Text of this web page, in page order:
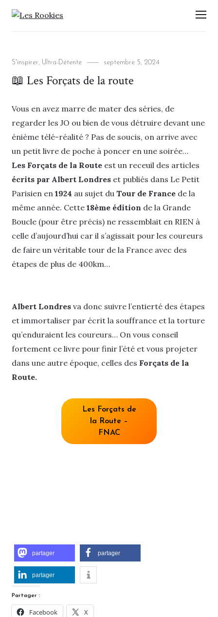
LES ROOKIES
Categories
S'inspirer, Ultra-Détente
Posted
septembre 5, 2024
📖 Les Forçats de la route
Vous en avez marre de mater des séries, de
regarder les JO ou bien de vous détruire devant une
énième télé-réalité ? Pas de soucis, on arrive avec
un petit livre de poche à poncer en une soirée…
Les Forçats de la Route est un receuil des articles
écrits par Albert Londres et publiés dans Le Petit
Parisien en 1924 au sujet du Tour de France de la
même année. Cette 18ème édition de la Grande
Boucle (pour être précis) ne ressemblait en RIEN à
celle d’aujourd’hui car il s’agissait pour les coureurs
de faire un véritable tour de la France avec des
étapes de plus de 400km…
Albert Londres va donc suivre l’entierté des étapes
et immortaliser par écrit la souffrance et la torture
qu’enduraient les coureurs… On vous conseil
fortement ce livre pour finir l’été et vous projeter
dans une autre époque, celles des Forçats de la
Route.
Les Forçats de
la Route –
FNAC
partager partager
partager
Partager :
Facebook X